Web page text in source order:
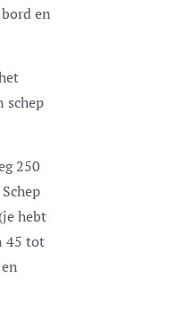
en
schep
250
hebt
45 tot